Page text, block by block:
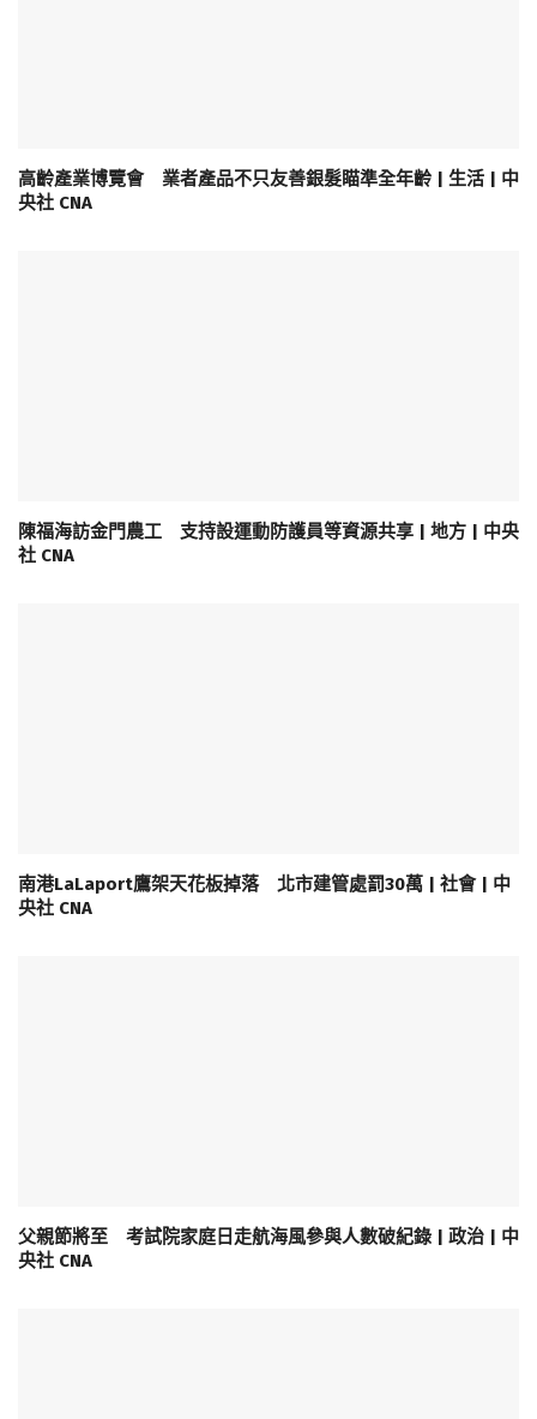
高齡產業博覽會 業者產品不只友善銀髮瞄準全年齡 | 生活 | 中
央社 CNA
陳福海訪金門農工 支持設運動防護員等資源共享 | 地方 | 中央
社 CNA
南港LaLaport鷹架天花板掉落 北市建管處罰30萬 | 社會 | 中
央社 CNA
父親節將至 考試院家庭日走航海風參與人數破紀錄 | 政治 | 中
央社 CNA